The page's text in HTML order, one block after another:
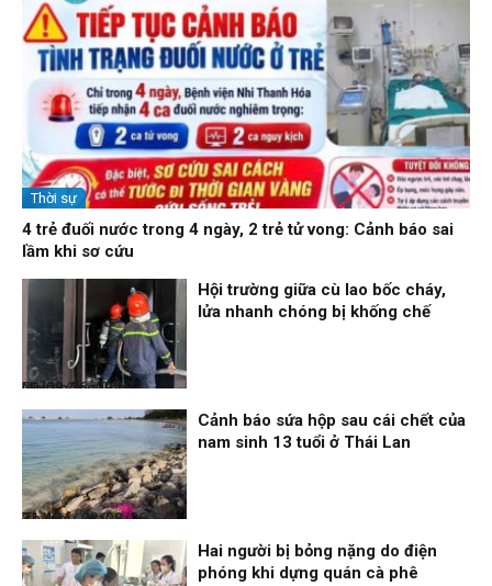
Thời sự
4 trẻ đuối nước trong 4 ngày, 2 trẻ tử vong: Cảnh báo sai
lầm khi sơ cứu
Nhịp sống 24h
09/08/26, 08:16
Hội trường giữa cù lao bốc cháy,
lửa nhanh chóng bị khống chế
Thời sự
08/08/26, 21:46
Cảnh báo sứa hộp sau cái chết của
nam sinh 13 tuổi ở Thái Lan
Hai người bị bỏng nặng do điện
phóng khi dựng quán cà phê